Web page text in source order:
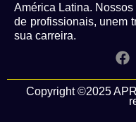
América Latina.
de profissionais, unem
sua carreira.
Copyright ©2025